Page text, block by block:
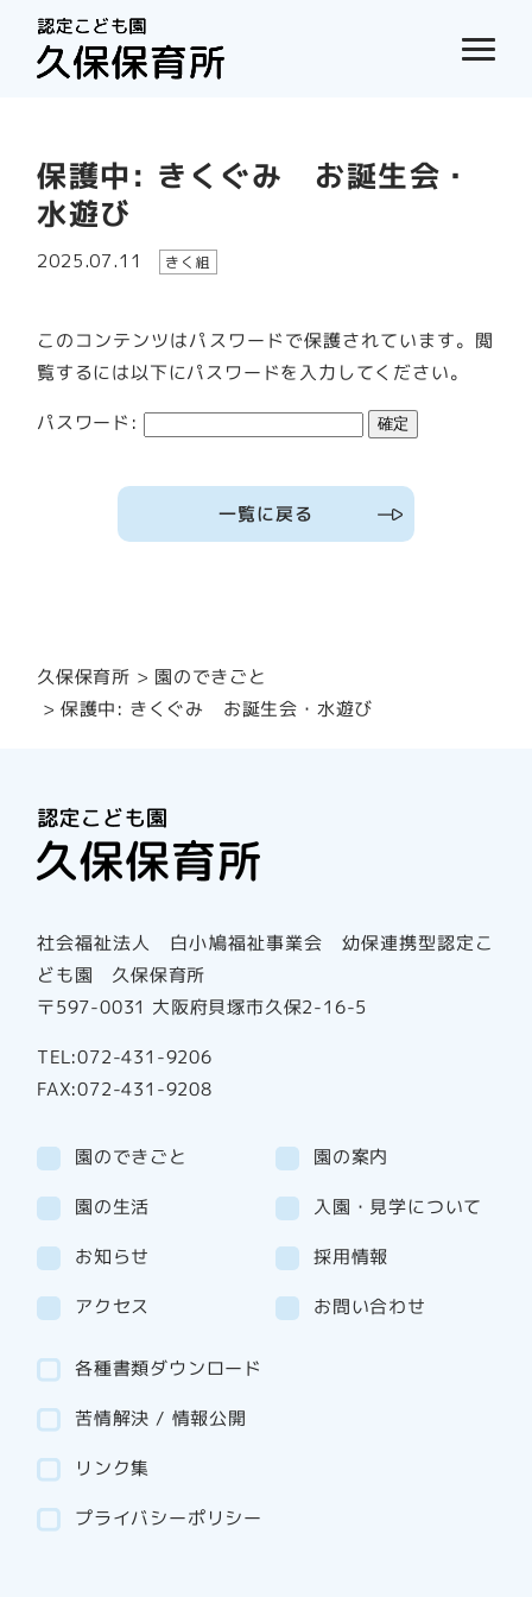
保護中: きくぐみ お誕生会・
水遊び
2025.07.11 きく組
このコンテンツはパスワードで保護されています。閲
覧するには以下にパスワードを入力してください。
パスワード:
一覧に戻る
久保保育所 園のできごと
保護中: きくぐみ お誕生会・水遊び
社会福祉法人 白小鳩福祉事業会 幼保連携型認定こ
ども園 久保保育所
〒597-0031 大阪府貝塚市久保2-16-5
TEL:072-431-9206
FAX:072-431-9208
園のできごと 園の案内
園の生活 入園・見学について
お知らせ
採用情報
アクセス
お問い合わせ
各種書類ダウンロード
苦情解決 / 情報公開
リンク集
プライバシーポリシー